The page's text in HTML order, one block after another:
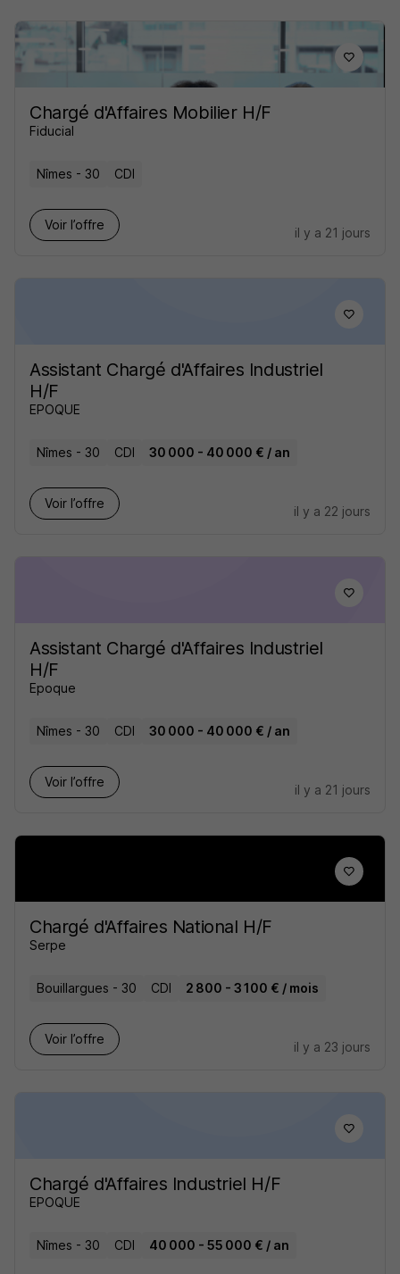
Chargé d'Affaires Mobilier H/F
Fiducial
Nîmes - 30 CDI
Voir l’offre
il y a 21 jours
Assistant Chargé d'Affaires Industriel
H/F
EPOQUE
Nîmes - 30 CDI 30 000 - 40 000 € / an
Voir l’offre
il y a 22 jours
Assistant Chargé d'Affaires Industriel
H/F
Epoque
Nîmes - 30 CDI 30 000 - 40 000 € / an
Voir l’offre
il y a 21 jours
Chargé d'Affaires National H/F
Serpe
Bouillargues - 30 CDI 2 800 - 3 100 € / mois
Voir l’offre
il y a 23 jours
Chargé d'Affaires Industriel H/F
EPOQUE
Nîmes - 30 CDI 40 000 - 55 000 € / an